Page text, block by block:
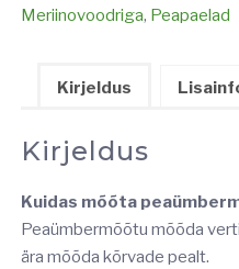
Meriinovoodriga, Peapaelad
Kirjeldus
Kirjeldus
Kuidas mõõta
Peaümbermõõtu mõõda
ära mõõda kõrvade pealt.